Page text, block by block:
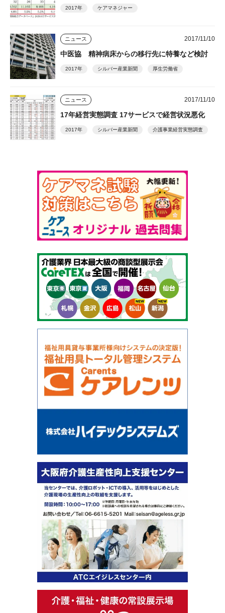
2017年 ケアマネジャー
ニュース 2017/11/10
中医協 精神病床からの移行先に特養など検討
2017年 シルバー産業新聞 厚生労働省
ニュース 2017/11/10
17年経営実態調査 17サービスで経営状況悪化
2017年 シルバー産業新聞 介護事業経営実態調査